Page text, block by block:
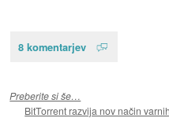
8 komentarjev
Preberite si še…
BitTorrent razvija nov način